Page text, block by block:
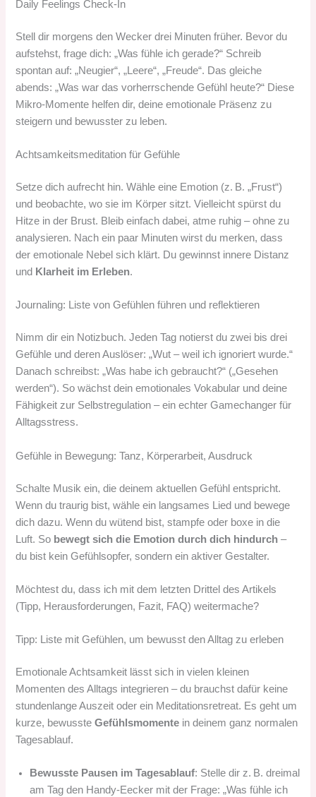
Daily Feelings Check‑In
Stell dir morgens den Wecker drei Minuten früher. Bevor du
aufstehst, frage dich: „Was fühle ich gerade?“ Schreib
spontan auf: „Neugier“, „Leere“, „Freude“. Das gleiche
abends: „Was war das vorherrschende Gefühl heute?“ Diese
Mikro-Momente helfen dir, deine emotionale Präsenz zu
steigern und bewusster zu leben.
Achtsamkeitsmeditation für Gefühle
Setze dich aufrecht hin. Wähle eine Emotion (z. B. „Frust“)
und beobachte, wo sie im Körper sitzt. Vielleicht spürst du
Hitze in der Brust. Bleib einfach dabei, atme ruhig – ohne zu
analysieren. Nach ein paar Minuten wirst du merken, dass
der emotionale Nebel sich klärt. Du gewinnst innere Distanz
und Klarheit im Erleben.
Journaling: Liste von Gefühlen führen und reflektieren
Nimm dir ein Notizbuch. Jeden Tag notierst du zwei bis drei
Gefühle und deren Auslöser: „Wut – weil ich ignoriert wurde.“
Danach schreibst: „Was habe ich gebraucht?“ („Gesehen
werden“). So wächst dein emotionales Vokabular und deine
Fähigkeit zur Selbstregulation – ein echter Gamechanger für
Alltagsstress.
Gefühle in Bewegung: Tanz, Körperarbeit, Ausdruck
Schalte Musik ein, die deinem aktuellen Gefühl entspricht.
Wenn du traurig bist, wähle ein langsames Lied und bewege
dich dazu. Wenn du wütend bist, stampfe oder boxe in die
Luft. So bewegt sich die Emotion durch dich hindurch –
du bist kein Gefühlsopfer, sondern ein aktiver Gestalter.
Möchtest du, dass ich mit dem letzten Drittel des Artikels
(Tipp, Herausforderungen, Fazit, FAQ) weitermache?
Tipp: Liste mit Gefühlen, um bewusst den Alltag zu erleben
Emotionale Achtsamkeit lässt sich in vielen kleinen
Momenten des Alltags integrieren – du brauchst dafür keine
stundenlange Auszeit oder ein Meditationsretreat. Es geht um
kurze, bewussteGefühlsmomente in deinem ganz normalen
Tagesablauf.
Bewusste Pausen im Tagesablauf: Stelle dir z. B. dreimal
am Tag den Handy-Eecker mit der Frage: „Was fühle ich